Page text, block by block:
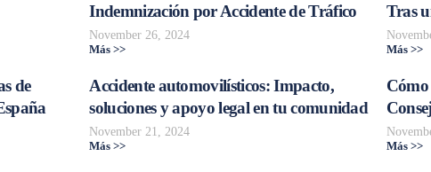
Indemnización por Accidente de Tráfico
November 26, 2024
Más >>
Tras
Más >>
de
Accidente automovilísticos: Impacto,
soluciones y apoyo legal en tu comunidad
November 21, 2024
Más >> Más >>